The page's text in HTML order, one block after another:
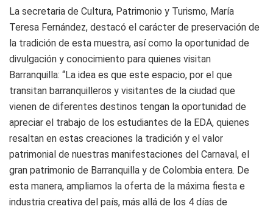
La secretaria de Cultura, Patrimonio y Turismo, María
Teresa Fernández, destacó el carácter de preservación de
la tradición de esta muestra, así como la oportunidad de
divulgación y conocimiento para quienes visitan
Barranquilla: “La idea es que este espacio, por el que
transitan barranquilleros y visitantes de la ciudad que
vienen de diferentes destinos tengan la oportunidad de
apreciar el trabajo de los estudiantes de la EDA, quienes
resaltan en estas creaciones la tradición y el valor
patrimonial de nuestras manifestaciones del Carnaval, el
gran patrimonio de Barranquilla y de Colombia entera. De
esta manera, ampliamos la oferta de la máxima fiesta e
industria creativa del país, más allá de los 4 días de